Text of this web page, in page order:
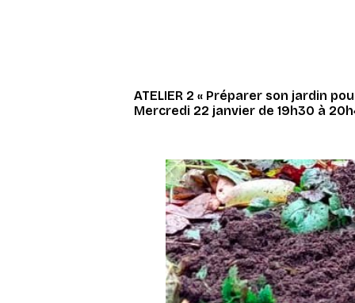
ATELIER 2 « Préparer son jardin
Mercredi 22 janvier de 19h30 à